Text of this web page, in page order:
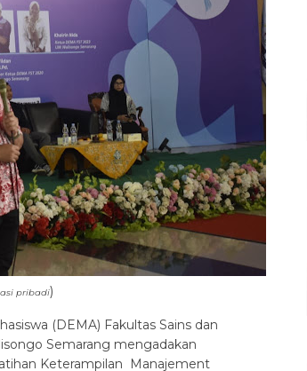
pribadi)
(DEMA) Fakultas Sains dan
Semarang mengadakan
Keterampilan Manajement